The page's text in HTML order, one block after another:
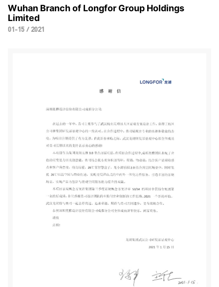
Wuhan Branch of Longfor Group Holdings
Limited
01-15 / 2021